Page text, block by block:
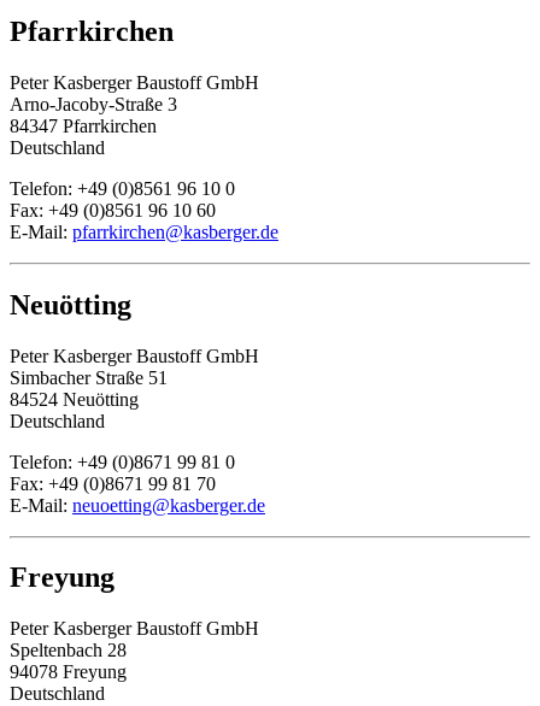
Pfarrkirchen
Peter Kasberger Baustoff GmbH
Arno-Jacoby-Straße 3
84347 Pfarrkirchen
Deutschland
Telefon: +49 (0)8561 96 10 0
Fax: +49 (0)8561 96 10 60
E-Mail: pfarrkirchen@kasberger.de
Neuötting
Peter Kasberger Baustoff GmbH
Simbacher Straße 51
84524 Neuötting
Deutschland
Telefon: +49 (0)8671 99 81 0
Fax: +49 (0)8671 99 81 70
E-Mail: neuoetting@kasberger.de
Freyung
Peter Kasberger Baustoff GmbH
Speltenbach 28
94078 Freyung
Deutschland